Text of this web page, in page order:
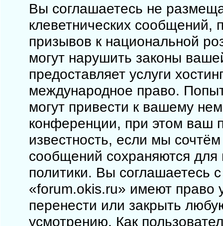
Вы соглашаетесь не
клеветнических сообщений,
призывов к национальной
могут нарушить законы
предоставляет услуги
международное право.
могут привести к вашему
конференции, при этом ваш
известность, если мы
сообщений сохраняются для
политики. Вы соглашаетесь
«forum.okis.ru» имеют право
перенести или закрыть
усмотрению. Как